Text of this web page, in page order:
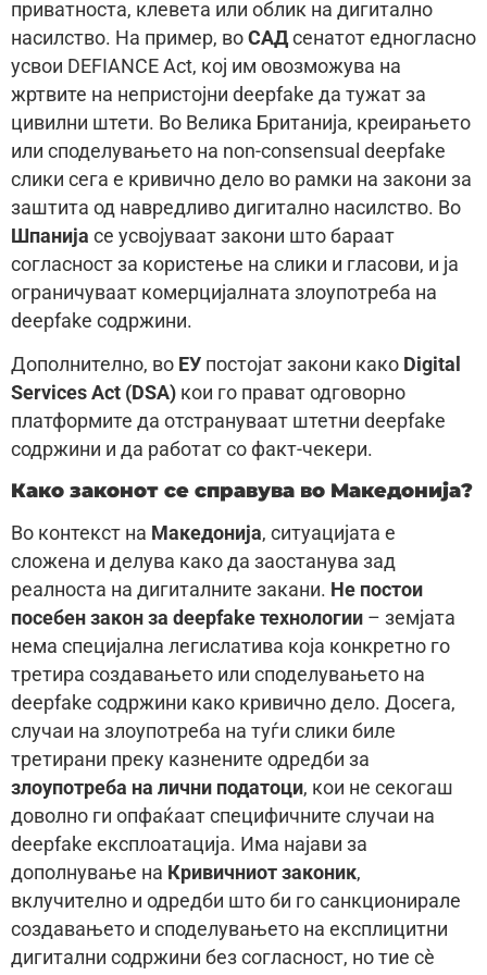
приватноста, клевета или облик на дигитално
насилство. На пример, во САДсенатот едногласно
усвои DEFIANCE Act, кој им овозможува на
жртвите на непристојни deepfake да тужат за
цивилни штети. Во Велика Британија, креирањето
или споделувањето на non-consensual deepfake
слики сега е кривично дело во рамки на закони за
заштита од навредливо дигитално насилство. Во
Шпанија се усвојуваат закони што бараат
согласност за користење на слики и гласови, и ја
ограничуваат комерцијалната злоупотреба на
deepfake содржини.
Дополнително, во ЕУ постојат закони како Digital
Services Act (DSA) кои го прават одговорно
платформите да отстрануваат штетни deepfake
содржини и да работат со факт-чекери.
Како законот се справува во Македонија?
Во контекст на Македонија, ситуацијата е
сложена и делува како да заостанува зад
реалноста на дигиталните закани. Не постои
посебен закон за deepfake технологии – земјата
нема специјална легислатива која конкретно го
третира создавањето или споделувањето на
deepfake содржини како кривично дело. Досега,
случаи на злоупотреба на туѓи слики биле
третирани преку казнените одредби за
злоупотреба на лични податоци, кои не секогаш
доволно ги опфаќаат специфичните случаи на
deepfake експлоатација. Има најави за
дополнување на Кривичниот законик,
вклучително и одредби што би го санкционирале
создавањето и споделувањето на експлицитни
дигитални содржини без согласност, но тие сè